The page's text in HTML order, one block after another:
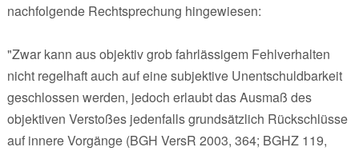
nachfolgende Rechtsprechung hingewiesen:
"Zwar kann aus objektiv grob fahrlässigem Fehlverhalten
nicht regelhaft auch auf eine subjektive Unentschuldbarkeit
geschlossen werden, jedoch erlaubt das Ausmaß des
objektiven Verstoßes jedenfalls grundsätzlich Rückschlüsse
auf innere Vorgänge (BGH VersR 2003, 364; BGHZ 119,